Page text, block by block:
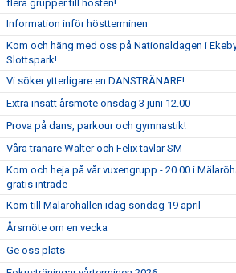
flera grupper till hösten!
Information inför höstterminen
Kom och häng med oss på Nationaldagen i
Slottspark!
Vi söker ytterligare en DANSTRÄNARE!
Extra insatt årsmöte onsdag 3 juni 12.00
Prova på dans, parkour och gymnastik!
Våra tränare Walter och Felix tävlar SM
Kom och heja på vår vuxengrupp - 20.00 i
gratis inträde
Kom till Mälaröhallen idag söndag 19 april
Årsmöte om en vecka
Ge oss plats